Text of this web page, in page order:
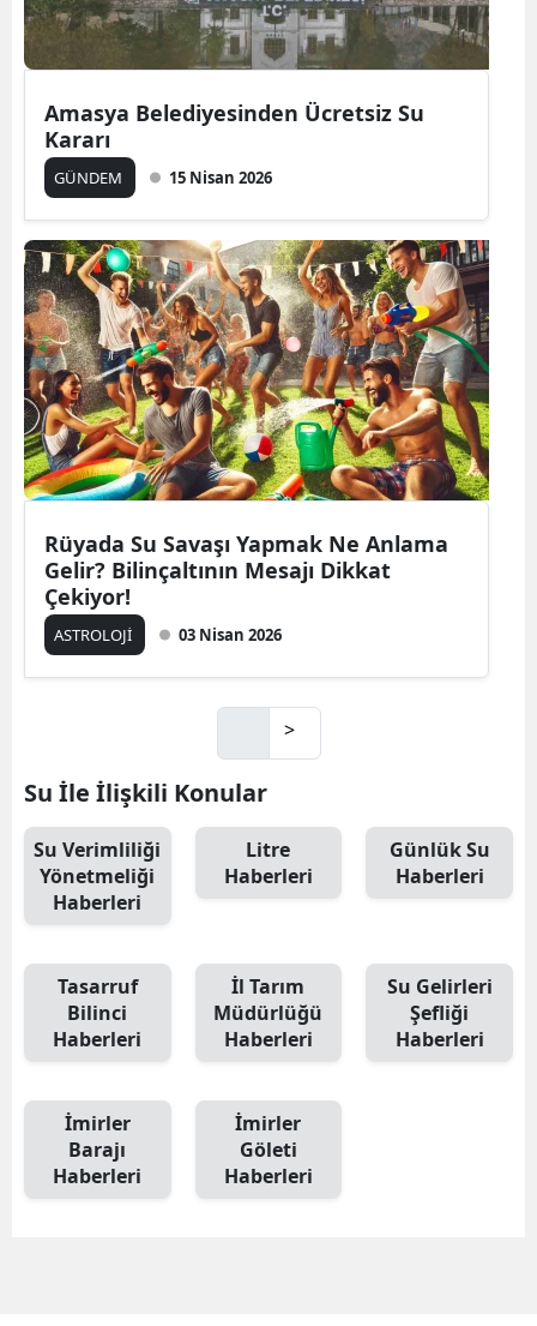
Amasya Belediyesinden Ücretsiz Su
Kararı
GÜNDEM 15 Nisan 2026
Rüyada Su Savaşı Yapmak Ne Anlama
Gelir? Bilinçaltının Mesajı Dikkat
Çekiyor!
ASTROLOJİ 03 Nisan 2026
>
Su İle İlişkili Konular
Su Verimliliği
Yönetmeliği
Haberleri
Litre
Haberleri
Günlük Su
Haberleri
Tasarruf
Bilinci
Haberleri
İl Tarım
Müdürlüğü
Haberleri
Su Gelirleri
Şefliği
Haberleri
İmirler
Barajı
Haberleri
İmirler
Göleti
Haberleri